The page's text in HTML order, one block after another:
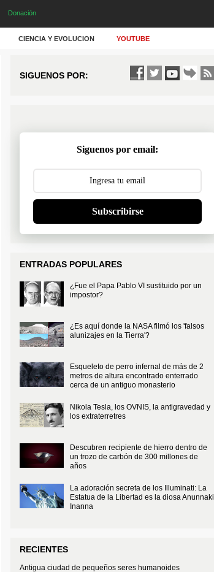
Donación
CIENCIA Y EVOLUCION YOUTUBE
SIGUENOS POR:
Siguenos por email:
Subscribirse
ENTRADAS POPULARES
¿Fue el Papa Pablo VI sustituido por un
impostor?
¿Es aquí donde la NASA filmó los 'falsos
alunizajes en la Tierra'?
Esqueleto de perro infernal de más de 2
metros de altura encontrado enterrado
cerca de un antiguo monasterio
Nikola Tesla, los OVNIS, la antigravedad y
los extraterretres
Descubren recipiente de hierro dentro de
un trozo de carbón de 300 millones de
años
La adoración secreta de los Illuminati: La
Estatua de la Libertad es la diosa Anunnaki
Inanna
RECIENTES
Antigua ciudad de pequeños seres humanoides